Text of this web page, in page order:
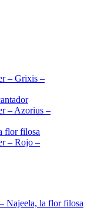
– Grixis –
– Azorius –
flor filosa
– Rojo –
Najeela, la flor filosa